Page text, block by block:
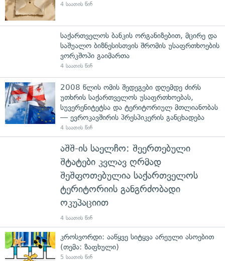
4 საათის წინ
საქართველოს ბანკის ორგანიზებით, მცირე და
საშუალო ბიზნესისთვის შრომის უსაფრთხოების
ვორკშოპი გაიმართა
4 საათის წინ
2008 წლის ომის შედეგები დღემდე ძირს
უთხრის საქართველოს უსაფრთხოებას,
სუვერენიტეტსა და ტერიტორიულ მთლიანობას
— ევროკავშირის პრესპიკერის განცხადება
4 საათის წინ
აშშ-ის საელჩო: შეერთებული
შტატები კვლავ ღრმად
შეშფოთებულია საქართველოს
ტერიტორიის განგრძობადი
ოკუპაციით
4 საათის წინ
კროსვორდი: ააწყვე სიტყვა არეული ასოებით
(თემა: ზაფხული)
5 საათის წინ